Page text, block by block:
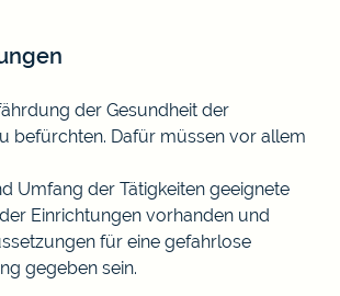
der Gesundheit der
befürchten. Dafür müssen vor allem
Umfang der Tätigkeiten geeignete
Einrichtungen vorhanden und
für eine gefahrlose
gegeben sein.